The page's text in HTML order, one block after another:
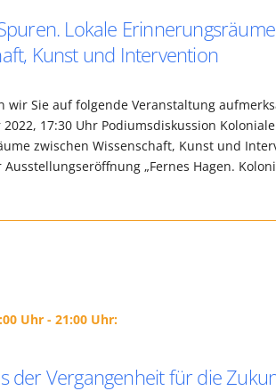
Lokale
Kunst und Intervention
wir Sie auf folgende Veranstaltung
2022, 17:30 Uhr Podiumsdiskussion
zwischen Wissenschaft, Kunst und
„Fernes Hagen.
Uhr - 21:00 Uhr:
der Vergangenheit für die